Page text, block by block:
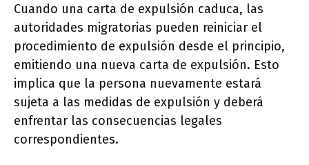
Cuando una carta de expulsión caduca, las
autoridades migratorias pueden reiniciar el
procedimiento de expulsión desde el principio,
emitiendo una nueva carta de expulsión. Esto
implica que la persona nuevamente estará
sujeta a las medidas de expulsión y deberá
enfrentar las consecuencias legales
correspondientes.